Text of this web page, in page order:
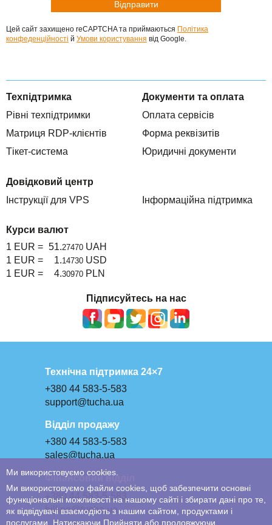
Цей сайт захищено reCAPTCHA та приймаються Політика
конфеденційності й Умови користування від Google.
Техпідтримка
Рівні техпідтримки
Матриця RDP-клієнтів
Тікет-система
Документи та оплата
Оплата сервісів
Форма реквізитів
Юридичні документи
Довідковий центр
Інструкції для VPS
Інформаційна підтримка
Курси валют
1 EUR = 51.27470 UAH
1 EUR =
1.14730 USD
1 EUR =
4.30970 PLN
Підписуйтесь на нас
Технічна підтримка 24×7
+380 44 583-5-583
support@tucha.ua
Відділ продажу
+380 44 583-5-583
sales@tucha.ua
Фінансовий відділ
+380 44 583-5-583
billing@tucha.ua
Ми використовуємо cookies.
Ми використовуємо файли cookies, щоб забезпечити основні
функціональні можливості на нашому сайті і збирати дані про те,
як відвідувачі взаємодіють з нашим сайтом, продуктами і
послугами. Натискаючи Прийняти або продовжуючи